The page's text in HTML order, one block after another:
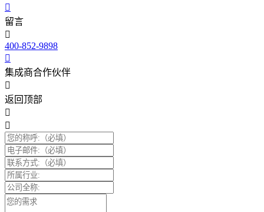
留言
400-852-9898
集成商合作伙伴
返回顶部